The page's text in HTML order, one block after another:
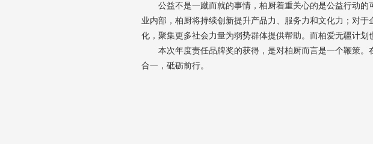
公益不是一蹴而就的事情，柏厨着重关心的是公益行动
业内部，柏厨将持续创新提升产品力、服务力和文化力；对
化，聚集更多社会力量为弱势群体提供帮助。而柏爱无疆计划
本次年度责任品牌奖的获得，是对柏厨而言是一个鞭策
合一，砥砺前行。